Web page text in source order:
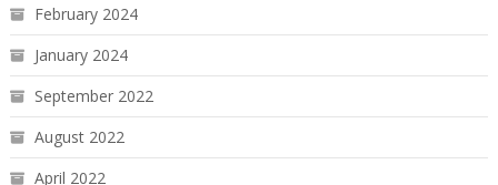
February 2024
January 2024
September 2022
August 2022
April 2022